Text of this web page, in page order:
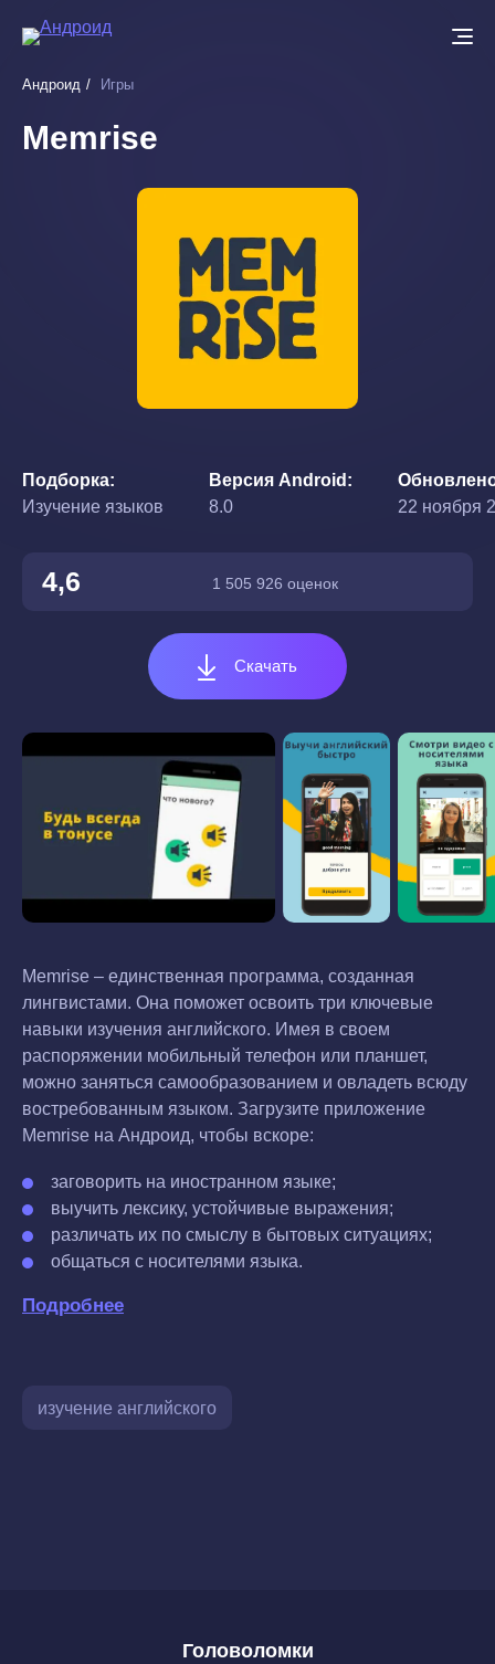
основному
Андроид Игры
Memrise
Подборка
Изучение языков
Версия Android
8.0
22 ноября
4,6 1 505 926 оценок
Скачать
Memrise – единственная программа, созданная
лингвистами. Она поможет освоить три ключевые
навыки изучения английского. Имея в своем
распоряжении мобильный телефон или планшет,
можно заняться самообразованием и овладеть всюду
востребованным языком. Загрузите приложение
Memrise на Андроид, чтобы вскоре:
заговорить на иностранном языке;
выучить лексику, устойчивые выражения;
различать их по смыслу в бытовых ситуациях;
общаться с носителями языка.
Подробнее
изучение английского
Головоломки